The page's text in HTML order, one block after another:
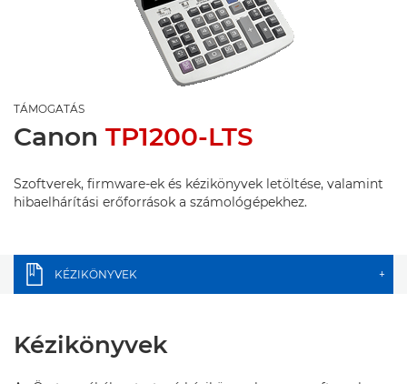
TÁMOGATÁS
Canon TP1200-LTS
Szoftverek, firmware-ek és kézikönyvek letöltése, valamint
hibaelhárítási erőforrások a számológépekhez.
KÉZIKÖNYVEK +
Kézikönyvek